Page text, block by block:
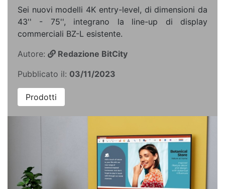
Sei nuovi modelli 4K entry-level, di dimensioni da
43'' - 75'', integrano la line-up di display
commerciali BZ-L esistente.
Autore:
Redazione BitCity
Pubblicato il: 03/11/2023
Prodotti